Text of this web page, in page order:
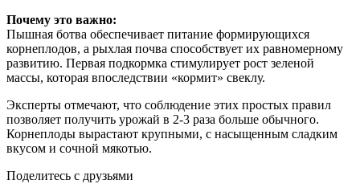
Почему это важно:
Пышная ботва обеспечивает питание формирующихся
корнеплодов, а рыхлая почва способствует их равномерному
развитию. Первая подкормка стимулирует рост зеленой
массы, которая впоследствии «кормит» свеклу.
Эксперты отмечают, что соблюдение этих простых правил
позволяет получить урожай в 2-3 раза больше обычного.
Корнеплоды вырастают крупными, с насыщенным сладким
вкусом и сочной мякотью.
Поделитесь с друзьями